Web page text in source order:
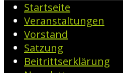
Startseite
Veranstaltungen
Vorstand
Satzung
Beitrittserklärung